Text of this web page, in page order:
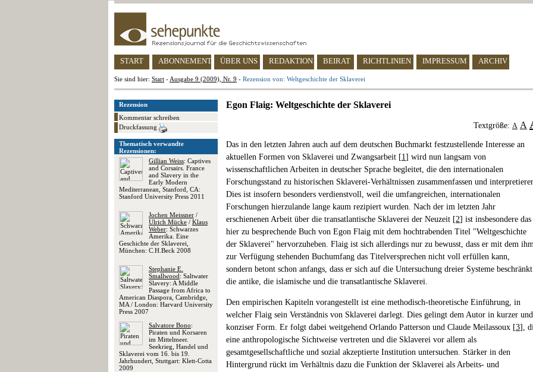
START ABONNEMENT ÜBER UNS REDAKTION BEIRAT RICHTLINIEN IMPRESSUM ARCHIV
Sie sind hier: Start - Ausgabe 9 (2009), Nr. 9 - Rezension von: Weltgeschichte der Sklaverei
Rezension
Kommentar schreiben
Druckfassung
Thematisch verwandte
Rezensionen:
Gillian Weiss: Captives
and Corsairs. France
and Slavery in the
Early Modern
Mediterranean, Stanford, CA:
Stanford University Press 2011
Jochen Meissner /
Ulrich Mücke / Klaus
Weber: Schwarzes
Amerika. Eine
Geschichte der Sklaverei,
München: C.H.Beck 2008
Stephanie E.
Smallwood: Saltwater
Slavery: A Middle
Passage from Africa to
American Diaspora, Cambridge,
MA / London: Harvard University
Press 2007
Salvatore Bono:
Piraten und Korsaren
im Mittelmeer.
Seekrieg, Handel und
Sklaverei vom 16. bis 19.
Jahrhundert, Stuttgart: Klett-Cotta
2009
Egon Flaig: Weltgeschichte der Sklaverei
Textgröße: A A
Das in den letzten Jahren auch auf dem deutschen Buchmarkt festzustellende Interesse an
aktuellen Formen von Sklaverei und Zwangsarbeit [1] wird nun langsam von
wissenschaftlichen Arbeiten in deutscher Sprache begleitet, die den internationalen
Forschungsstand zu historischen Sklaverei-Verhältnissen zusammenfassen und
Dies ist insofern besonders verdienstvoll, weil die umfangreichen, internationalen
Forschungen hierzulande lange kaum rezipiert wurden. Nach der im letzten Jahr
erschienenen Arbeit über die transatlantische Sklaverei der Neuzeit [2] ist insbesondere das
hier zu besprechende Buch von Egon Flaig mit dem hochtrabenden Titel "Weltgeschichte
der Sklaverei" hervorzuheben. Flaig ist sich allerdings nur zu bewusst, dass er mit dem
zur Verfügung stehenden Buchumfang das Titelversprechen nicht voll erfüllen kann,
sondern betont schon anfangs, dass er sich auf die Untersuchung dreier Systeme
die antike, die islamische und die transatlantische Sklaverei.
Den empirischen Kapiteln vorangestellt ist eine methodisch-theoretische Einführung, in
welcher Flaig sein Verständnis von Sklaverei darlegt. Dies gelingt dem Autor in kurzer und
konziser Form. Er folgt dabei weitgehend Orlando Patterson und Claude Meilassoux [3],
eine anthropologische Sichtweise vertreten und die Sklaverei vor allem als
gesamtgesellschaftliche und sozial akzeptierte Institution untersuchen. Stärker in den
Hintergrund rückt im Verhältnis dazu die Funktion der Sklaverei als Arbeits- und